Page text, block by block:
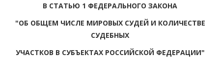
В СТАТЬЮ 1 ФЕДЕРАЛЬНОГО ЗАКОНА
"ОБ ОБЩЕМ ЧИСЛЕ МИРОВЫХ СУДЕЙ И КОЛИЧЕСТВЕ
СУДЕБНЫХ
УЧАСТКОВ В СУБЪЕКТАХ РОССИЙСКОЙ ФЕДЕРАЦИИ"